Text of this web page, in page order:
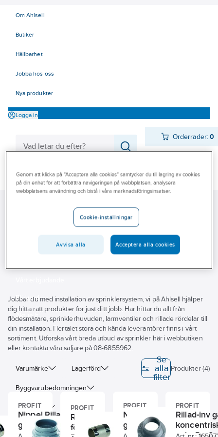
Om Ahlsell
Butiker
Hållbarhet
Jobba hos oss
Nya produkter
Logga in
Orderrader:0
Produkter
Varumärken
Bli kund
Aktuellt
Beställ direkt
Värme & Sanitet
Sprinklersortiment för sprinklerkunder
Rillade rördelar
Jobbar du med installation av sprinklersystem, vi på Ahlsell hjälper
dig hitta rätt produkter för just ditt jobb. Här hittar du allt från
flödesmätare, sprinklerhuvuden, larmventiler och rillade rördelar till
din installation. Flertalet stora och kända leverantörer finns i vårt
sortiment. Utforska vårt breda utbud av sprinkler här i webbutiken
eller kontakta våra säljare på 08-6855962.
Varumärke Lagerförd
Byggvarubedömningen
Sunda hus
Dimension anslutning 1
Se
alla
filter
Produkter (4)
PROFIT
Nippel Rilla x Inv.
gänga Galv, Profit
PROFIT
Rillad koncentrisk
förminskning Galv,
PROFIT
Nippel Rilla x Utv.
gänga Galv, Profit
PROFIT
Rillad-inv
galv, Profit
Genom att klicka på "Acceptera alla cookies" samtycker du till lagring av cookies
på din enhet för att förbättra navigeringen på webbplatsen, analysera
webbplatsens användning och bistå i våra marknadsföringsinsatser.
Cookie-inställningar
Avvisa alla Acceptera alla cookies